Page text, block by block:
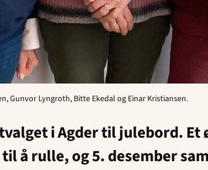
Gunvor Lyngroth, Bitte Ekedal og Einar Kristiansen.
i Agder til julebord.
å rulle, og 5. desember